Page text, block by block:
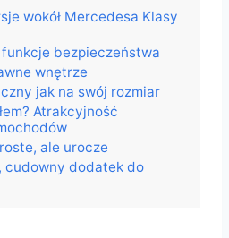
wokół Mercedesa Klasy
bezpieczeństwa
wnętrze
jak na swój rozmiar
Atrakcyjność
ale urocze
cudowny dodatek do